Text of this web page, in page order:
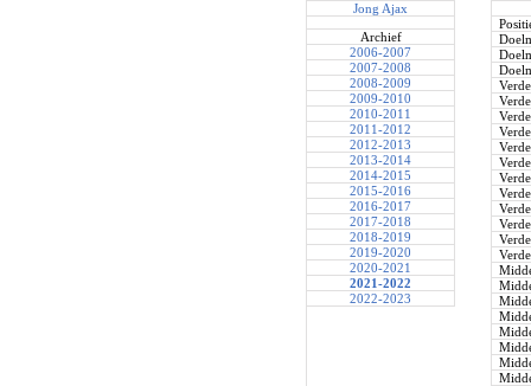
Jong Ajax
Archief
2006-2007
2007-2008
2008-2009
2009-2010
2010-2011
2011-2012
2012-2013
2013-2014
2014-2015
2015-2016
2016-2017
2017-2018
2018-2019
2019-2020
2020-2021
2021-2022
2022-2023